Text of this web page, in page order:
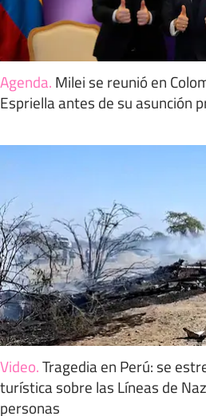
Agenda. Milei se reunió en
Espriella antes de su asunción
Video.Tragedia en Perú: se
turística sobre las Líneas de
personas